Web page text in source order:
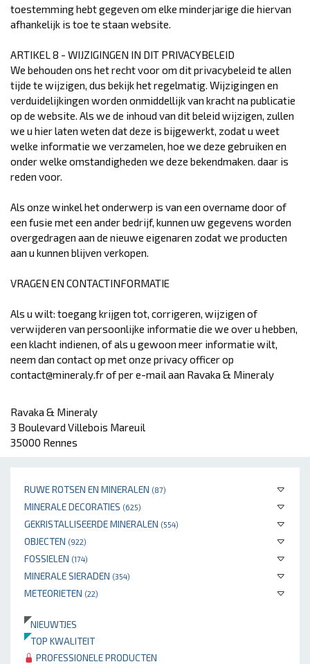
RUWE ROTSEN EN MINERALEN (87)
MINERALE DECORATIES (625)
GEKRISTALLISEERDE MINERALEN (554)
OBJECTEN (922)
FOSSIELEN (174)
MINERALE SIERADEN (354)
METEORIETEN (22)
NIEUWTJES
TOP KWALITEIT
PROFESSIONELE PRODUCTEN
toestemming hebt gegeven om elke minderjarige die hiervan
afhankelijk is toe te staan website.
ARTIKEL 8 - WIJZIGINGEN IN DIT PRIVACYBELEID
We behouden ons het recht voor om dit privacybeleid te allen
tijde te wijzigen, dus bekijk het regelmatig. Wijzigingen en
verduidelijkingen worden onmiddellijk van kracht na publicatie
op de website. Als we de inhoud van dit beleid wijzigen, zullen
we u hier laten weten dat deze is bijgewerkt, zodat u weet
welke informatie we verzamelen, hoe we deze gebruiken en
onder welke omstandigheden we deze bekendmaken. daar is
reden voor.
Als onze winkel het onderwerp is van een overname door of
een fusie met een ander bedrijf, kunnen uw gegevens worden
overgedragen aan de nieuwe eigenaren zodat we producten
aan u kunnen blijven verkopen.
VRAGEN EN CONTACTINFORMATIE
Als u wilt: toegang krijgen tot, corrigeren, wijzigen of
verwijderen van persoonlijke informatie die we over u hebben,
een klacht indienen, of als u gewoon meer informatie wilt,
neem dan contact op met onze privacy officer op
contact@mineraly.fr of per e-mail aan Ravaka & Mineraly
Ravaka & Mineraly
3 Boulevard Villebois Mareuil
35000 Rennes